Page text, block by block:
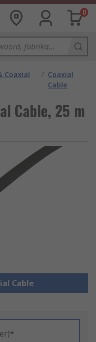
0
Coaxial
/ Coaxial
Cable
Cable, 25 m
Cable